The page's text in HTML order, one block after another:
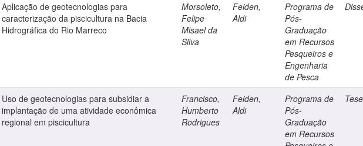
Aplicação de geotecnologias para
caracterização da piscicultura na Bacia
Hidrográfica do Rio Marreco
Morsoleto,
Felipe
Misael da
Silva
Feiden,
Aldi
Programa de
Pós-
Graduação
em Recursos
Pesqueiros e
Engenharia
de Pesca
Uso de geotecnologias para subsidiar a
implantação de uma atividade econômica
regional em piscicultura
Francisco,
Humberto
Rodrigues
Feiden,
Aldi
Programa de
Pós-
Graduação
em Recursos
Tese